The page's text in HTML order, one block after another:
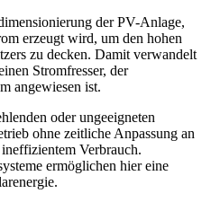
der PV-Anlage,
erzeugt wird, um den hohen
zu decken. Damit verwandelt
Stromfresser, der
angewiesen ist.
oder ungeeigneten
ohne zeitliche Anpassung an
Verbrauch.
ermöglichen hier eine